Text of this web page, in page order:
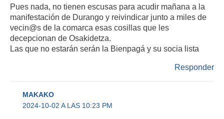
Pues nada, no tienen escusas para acudir mañana a la
manifestación de Durango y reivindicar junto a miles de
vecin@s de la comarca esas cosillas que les
decepcionan de Osakidetza.
Las que no estarán serán la Bienpagá y su socia lista
Responder
MAKAKO
2024-10-02 A LAS 10:23 PM